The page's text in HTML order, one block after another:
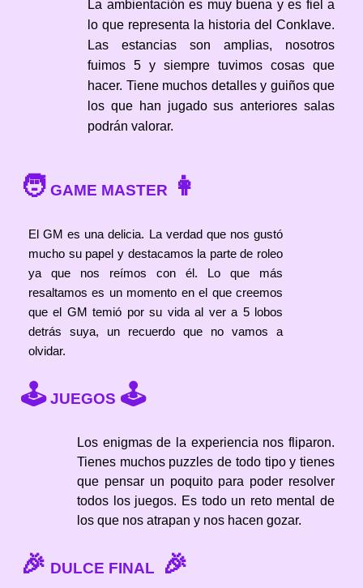
La ambientación es muy buena y es fiel a
lo que representa la historia del Conklave.
Las estancias son amplias, nosotros
fuimos 5 y siempre tuvimos cosas que
hacer. Tiene muchos detalles y guiños que
los que han jugado sus anteriores salas
podrán valorar.
🧑 GAME MASTER 👩
El GM es una delicia. La verdad que nos gustó
mucho su papel y destacamos la parte de roleo
ya que nos reímos con él. Lo que más
resaltamos es un momento en el que creemos
que el GM temió por su vida al ver a 5 lobos
detrás suya, un recuerdo que no vamos a
olvidar.
🕹JUEGOS 🕹
Los enigmas de la experiencia nos fliparon.
Tienes muchos puzzles de todo tipo y tienes
que pensar un poquito para poder resolver
todos los juegos. Es todo un reto mental de
los que nos atrapan y nos hacen gozar.
🎉 DULCE FINAL 🎉